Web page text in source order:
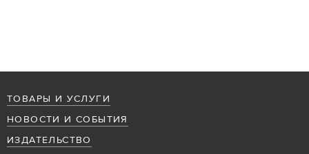
ТОВАРЫ И УСЛУГИ
НОВОСТИ И СОБЫТИЯ
ИЗДАТЕЛЬСТВО